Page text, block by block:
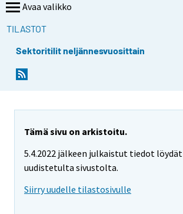
Avaa valikko
TILASTOT
Sektoritilit neljännesvuosittain
Tämä sivu on arkistoitu.
5.4.2022 jälkeen julkaistut tiedot löydät
uudistetulta sivustolta.
Siirry uudelle tilastosivulle